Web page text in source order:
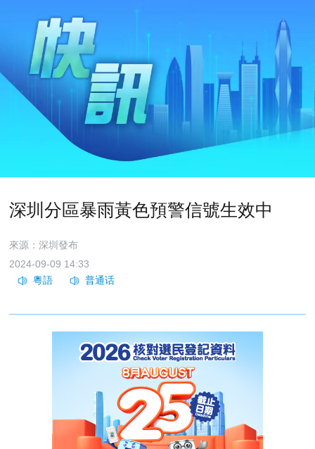
深圳分區暴雨黃色預警信號生效中
來源：深圳發布
2024-09-09 14:33